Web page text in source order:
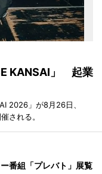
KANSAI」 起業
2026」が8月26日、
される。
番組「プレバト」展覧